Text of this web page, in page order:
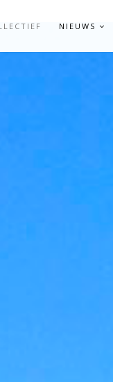
NIEUWS